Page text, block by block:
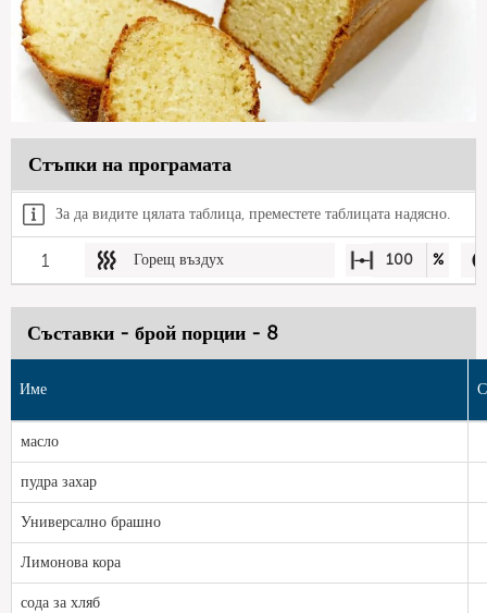
Стъпки на програмата
За да видите цялата таблица, преместете таблицата надясно.
1 Горещ въздух 100 %
Съставки - брой порции - 8
Име
масло
пудра захар
Универсално брашно
Лимонова кора
сода за хляб